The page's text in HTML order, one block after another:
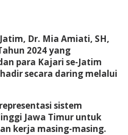
Dr. Mia Amiati, SH,
2024 yang
para Kajari se-Jatim
secara daring melalui
sistem
Jawa Timur untuk
kerja masing-masing.